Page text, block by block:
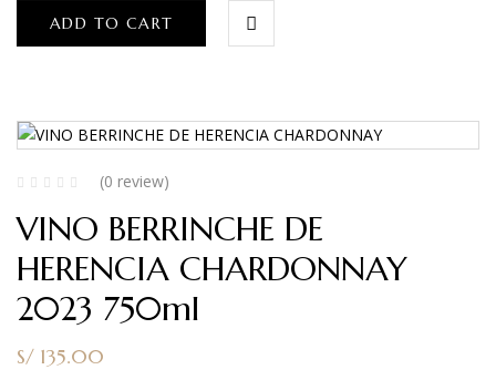
ADD TO CART
(0 review)
VINO BERRINCHE DE
HERENCIA CHARDONNAY
2023 750ml
S/ 135.00